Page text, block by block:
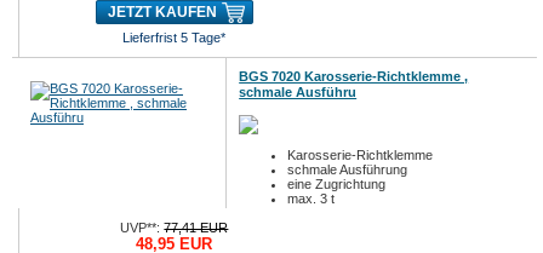
JETZT KAUFEN
Lieferfrist 5 Tage*
BGS 7020 Karosserie-Richtklemme ,
schmale Ausführu
Karosserie-Richtklemme
schmale Ausführung
eine Zugrichtung
max. 3 t
UVP**:77,41 EUR
48,95 EUR